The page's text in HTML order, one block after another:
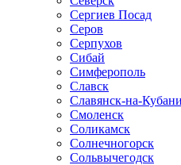
Сергиев Посад
Серов
Серпухов
Сибай
Симферополь
Славск
Славянск-на-Кубани
Смоленск
Соликамск
Солнечногорск
Сольвычегодск